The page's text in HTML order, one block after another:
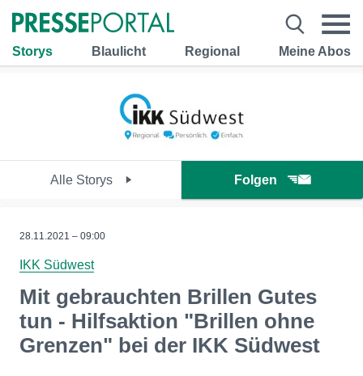
Storys Blaulicht Regional Meine Abos
Alle Storys Folgen
28.11.2021 – 09:00
IKK Südwest
Mit gebrauchten Brillen Gutes
tun - Hilfsaktion "Brillen ohne
Grenzen" bei der IKK Südwest